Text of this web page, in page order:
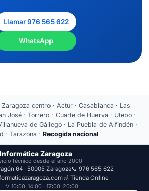
Llamar 976 565 622
WhatsApp
Zaragoza centro · Actur · Casablanca · Las
José · Torrero · Cuarte de Huerva · Utebo ·
de Gállego · La Puebla de Alfindén ·
· Tarazona · Recogida nacional
Informática Zaragoza
técnico desde el año 2000
64 · 50005 Zaragoza📞 976 565 622
🛒 Tienda Online
L-V 10:00-14:00 · 17:00-20:00